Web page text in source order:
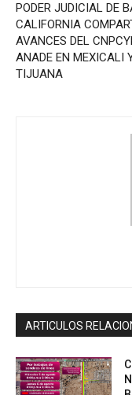
PODER JUDICIAL DE
CALIFORNIA
AVANCES DEL
ANADE EN MEXICALI
TIJUANA
ARTICULOS